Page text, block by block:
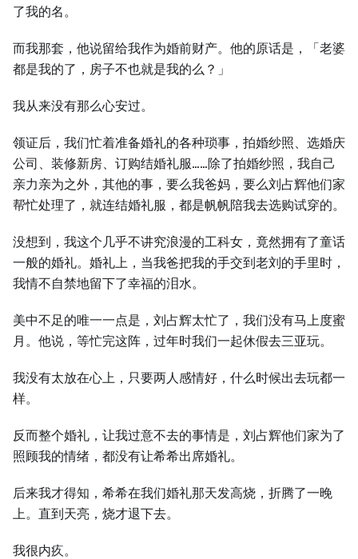
了我的名。
而我那套，他说留给我作为婚前财产。他的原话是，「老婆
都是我的了，房子不也就是我的么？」
我从来没有那么心安过。
领证后，我们忙着准备婚礼的各种琐事，拍婚纱照、选婚庆
公司、装修新房、订购结婚礼服……除了拍婚纱照，我自己
亲力亲为之外，其他的事，要么我爸妈，要么刘占辉他们家
帮忙处理了，就连结婚礼服，都是帆帆陪我去选购试穿的。
没想到，我这个几乎不讲究浪漫的工科女，竟然拥有了童话
一般的婚礼。婚礼上，当我爸把我的手交到老刘的手里时，
我情不自禁地留下了幸福的泪水。
美中不足的唯一一点是，刘占辉太忙了，我们没有马上度蜜
月。他说，等忙完这阵，过年时我们一起休假去三亚玩。
我没有太放在心上，只要两人感情好，什么时候出去玩都一
样。
反而整个婚礼，让我过意不去的事情是，刘占辉他们家为了
照顾我的情绪，都没有让希希出席婚礼。
后来我才得知，希希在我们婚礼那天发高烧，折腾了一晚
上。直到天亮，烧才退下去。
我很内疚。